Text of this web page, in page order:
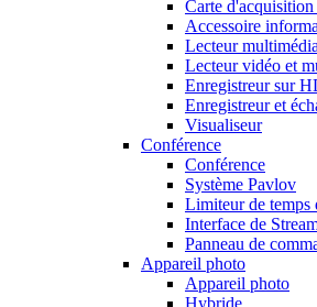
Carte
Accessoire
Lecteur
Lecteur vidéo et
Enregistreur sur
Enregistreur et
Visualiseur
Conférence
Conférence
Système Pavlov
Limiteur de temps
Interface de
Panneau de
Appareil photo
Appareil photo
Hybride